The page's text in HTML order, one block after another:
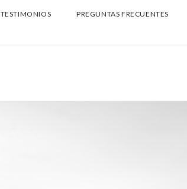
TESTIMONIOS
PREGUNTAS FRECUENTES